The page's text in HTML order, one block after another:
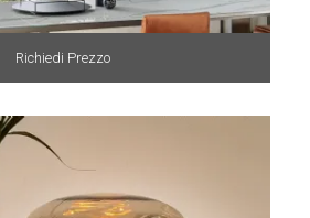
Richiedi Prezzo